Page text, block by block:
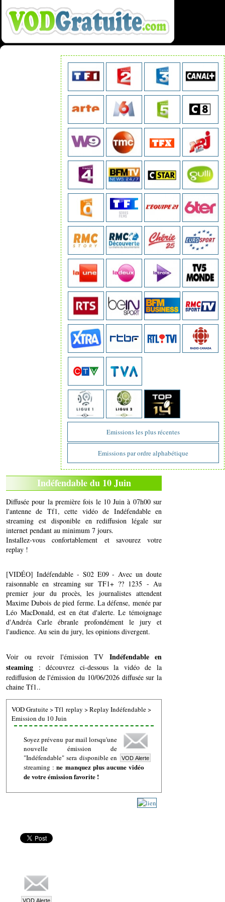
Emissions les plus récentes
Emissions par ordre alphabétique
Indéfendable du 10 Juin
Diffusée pour la première fois le 10 Juin à 07h00 sur
l'antenne de Tf1, cette vidéo de Indéfendable en
streaming est disponible en rediffusion légale sur
internet pendant au minimum 7 jours.
Installez-vous confortablement et savourez votre
replay !
[VIDÉO] Indéfendable - S02 E09 - Avec un doute
raisonnable en streaming sur TF1+ ?? 1235 - Au
premier jour du procès, les journalistes attendent
Maxime Dubois de pied ferme. La défense, menée par
Léo MacDonald, est en état d'alerte. Le témoignage
d'Andréa Carle ébranle profondément le jury et
l'audience. Au sein du jury, les opinions divergent.
Voir ou revoir l'émission TV Indéfendable en
steaming : découvrez ci-dessous la vidéo de la
rediffusion de l'émission du 10/06/2026 diffusée sur la
chaine Tf1..
VOD Gratuite>Tf1 replay >Replay Indéfendable>
Emission du 10 Juin
Soyez prévenu par mail lorsqu'une
nouvelle émission de
"Indéfendable" sera disponible en
streaming :ne manquez plus aucune vidéo
de votre émission favorite !